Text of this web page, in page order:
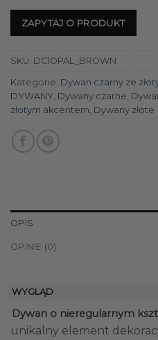
ZAPYTAJ O PRODUKT
SKU: DC1OPAL_BROWN
Kategorie: Dywan czarny ze
DYWANY, Dywany czarne,
złotym akcentem, Dywany złote
OPIS
OPINIE (0)
WYGLĄD
Dywan o nieregularnym
unikalny element